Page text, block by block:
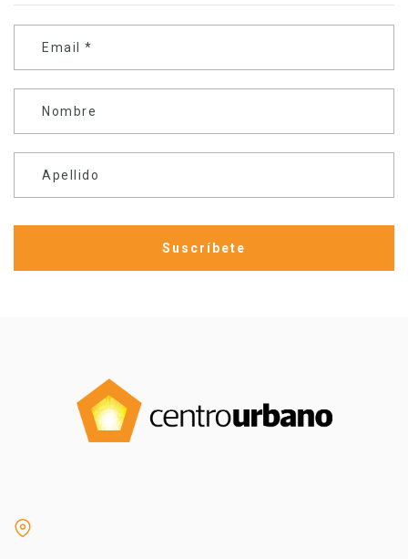
Email *
Nombre
Apellido